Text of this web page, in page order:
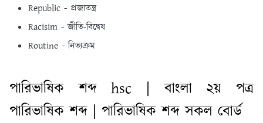
Republic - প্রজাতন্ত্র
Racisim - জীতি-বিদ্বেষ
Routine - নিত্যক্রম
পারিভাষিক শব্দ hsc | বাংলা ২য় পত্র
পারিভাষিক শব্দ | পারিভাষিক শব্দ সকল বোর্ড